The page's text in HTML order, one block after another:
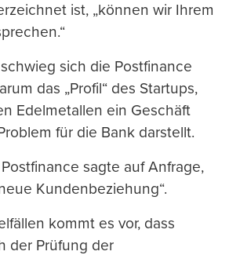
ist, „können wir Ihrem
sich die Postfinance
das „Profil“ des Startups,
Edelmetallen ein Geschäft
für die Bank darstellt.
sagte auf Anfrage,
Kundenbeziehung“.
kommt es vor, dass
der Prüfung der